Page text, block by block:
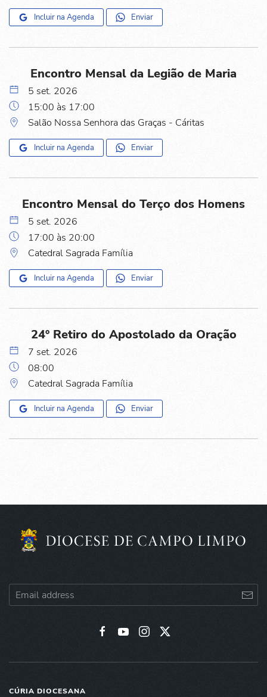
Incluir na Agenda Enviar
Encontro Mensal da Legião de Maria
5 set. 2026
15:00 às 17:00
Salão Nossa Senhora das Graças - Cáritas
Incluir na Agenda Enviar
Encontro Mensal do Terço dos Homens
5 set. 2026
17:00 às 20:00
Catedral Sagrada Família
Incluir na Agenda Enviar
24º Retiro do Apostolado da Oração
7 set. 2026
08:00
Catedral Sagrada Família
Incluir na Agenda Enviar
CÚRIA DIOCESANA